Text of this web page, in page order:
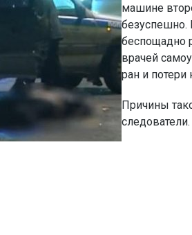
машине
безуспешно.
беспощадно
врачей
ран и потери
Причины
следователи.